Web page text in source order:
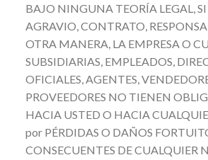
BAJO NINGUNA TEORÍA LEGAL, SI
AGRAVIO, CONTRATO,
OTRA MANERA, LA EMPRESA O
SUBSIDIARIAS, EMPLEADOS,
OFICIALES, AGENTES,
PROVEEDORES NO TIENEN
HACIA USTED O HACIA
por PÉRDIDAS O DAÑOS
CONSECUENTES DE CUALQUIER